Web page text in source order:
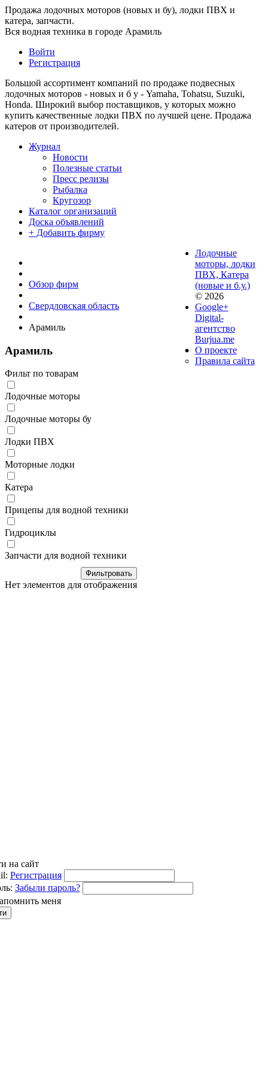
Продажа лодочных моторов (новых и бу), лодки ПВХ и
катера, запчасти.
Вся водная техника в городе Арамиль
Войти
Регистрация
Большой ассортимент компаний по продаже подвесных
лодочных моторов - новых и б у - Yamaha, Tohatsu, Suzuki,
Honda. Широкий выбор поставщиков, у которых можно
купить качественные лодки ПВХ по лучшей цене. Продажа
катеров от производителей.
Журнал
Новости
Полезные статьи
Пресс релизы
Рыбалка
Кругозор
Каталог организаций
Доска объявлений
+ Добавить фирму
Обзор фирм
Свердловская область
Арамиль
Арамиль
Фильт по товарам
Лодочные моторы
Лодочные моторы бу
Лодки ПВХ
Моторные лодки
Катера
Прицепы для водной техники
Гидроциклы
Запчасти для водной техники
Нет элементов для отображения
на сайт
Регистрация
Забыли пароль?
меня
Лодочные
моторы, лодки
ПВХ, Катера
(новые и б.у.)
© 2026
Google+
Digital-
агентство
Burjua.me
О проекте
Правила сайта